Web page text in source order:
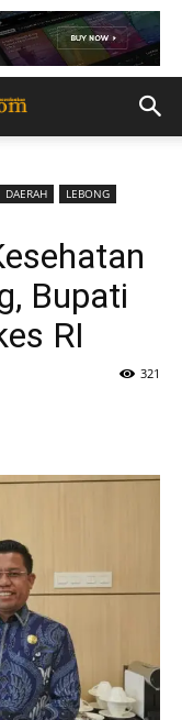
DAERAH
LEBONG
Bupati
RI
321